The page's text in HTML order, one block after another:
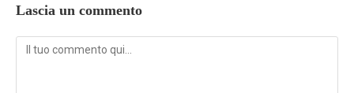
Lascia un commento